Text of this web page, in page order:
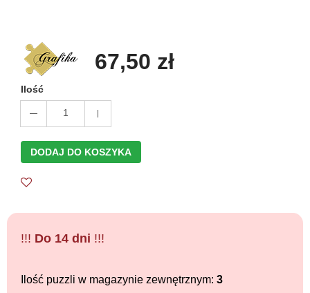
67,50 zł
Ilość
1
DODAJ DO KOSZYKA
!!! Do 14 dni !!!
Ilość puzzli w magazynie zewnętrznym: 3